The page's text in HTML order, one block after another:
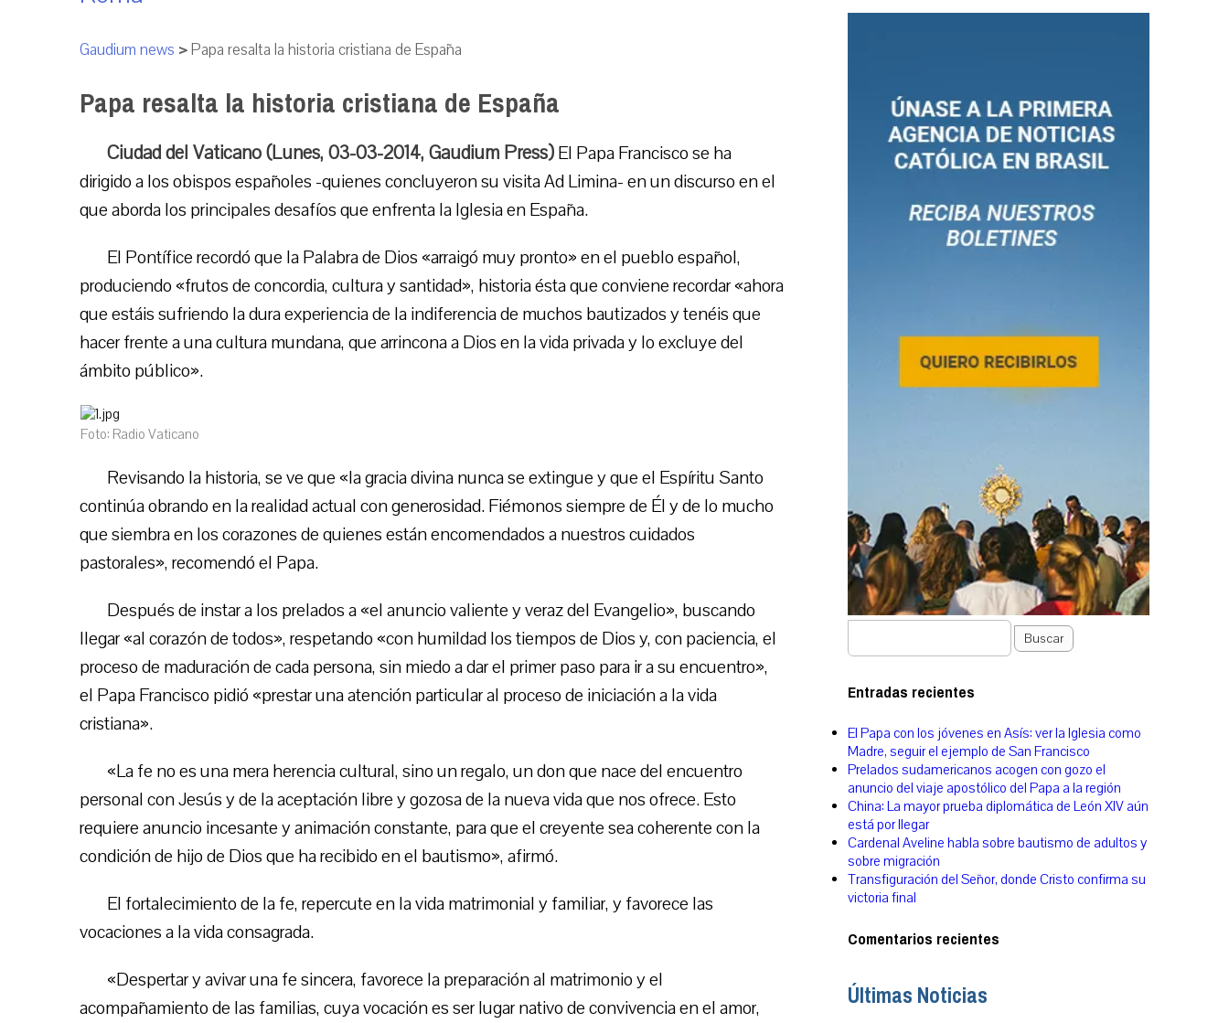
Gaudium news >Papa resalta la historia cristiana de España
Papa resalta la historia cristiana de España
Ciudad del Vaticano (Lunes, 03-03-2014, Gaudium Press)El Papa Francisco se ha
dirigido a los obispos españoles -quienes concluyeron su visita Ad Limina- en un discurso en el
que aborda los principales desafíos que enfrenta la Iglesia en España.
El Pontífice recordó que la Palabra de Dios «arraigó muy pronto» en el pueblo español,
produciendo «frutos de concordia, cultura y santidad», historia ésta que conviene recordar «ahora
que estáis sufriendo la dura experiencia de la indiferencia de muchos bautizados y tenéis que
hacer frente a una cultura mundana, que arrincona a Dios en la vida privada y lo excluye del
ámbito público».
Foto: Radio Vaticano
Revisando la historia, se ve que «la gracia divina nunca se extingue y que el Espíritu Santo
continúa obrando en la realidad actual con generosidad. Fiémonos siempre de Él y de lo mucho
que siembra en los corazones de quienes están encomendados a nuestros cuidados
pastorales», recomendó el Papa.
Después de instar a los prelados a «el anuncio valiente y veraz del Evangelio», buscando
llegar «al corazón de todos», respetando «con humildad los tiempos de Dios y, con paciencia, el
proceso de maduración de cada persona, sin miedo a dar el primer paso para ir a su encuentro»,
el Papa Francisco pidió «prestar una atención particular al proceso de iniciación a la vida
cristiana».
«La fe no es una mera herencia cultural, sino un regalo, un don que nace del encuentro
personal con Jesús y de la aceptación libre y gozosa de la nueva vida que nos ofrece. Esto
requiere anuncio incesante y animación constante, para que el creyente sea coherente con la
condición de hijo de Dios que ha recibido en el bautismo», afirmó.
El fortalecimiento de la fe, repercute en la vida matrimonial y familiar, y favorece las
vocaciones a la vida consagrada.
«Despertar y avivar una fe sincera, favorece la preparación al matrimonio y el
acompañamiento de las familias, cuya vocación es ser lugar nativo de convivencia en el amor,
Buscar
Entradas recientes
El Papa con los jóvenes en Asís: ver la Iglesia como
Madre, seguir el ejemplo de San Francisco
Prelados sudamericanos acogen con gozo el
anuncio del viaje apostólico del Papa a la región
China: La mayor prueba diplomática de León XIV aún
está por llegar
Cardenal Aveline habla sobre bautismo de adultos y
sobre migración
Transfiguración del Señor, donde Cristo confirma su
victoria final
Comentarios recientes
Últimas Noticias